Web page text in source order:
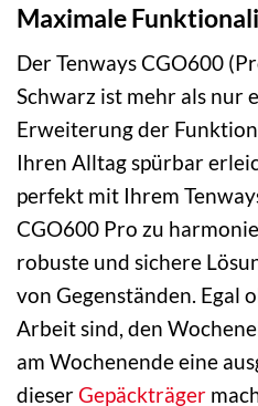
Maximale
Der Tenways CGO600
Schwarz ist mehr als nur
Erweiterung der
Ihren Alltag spürbar
perfekt mit Ihrem
CGO600 Pro zu
robuste und sichere
von Gegenständen. Egal
Arbeit sind, den
am Wochenende eine
dieserGepäckträger